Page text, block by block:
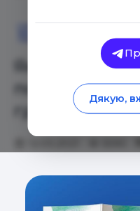
Як і навіщо
Дякую,